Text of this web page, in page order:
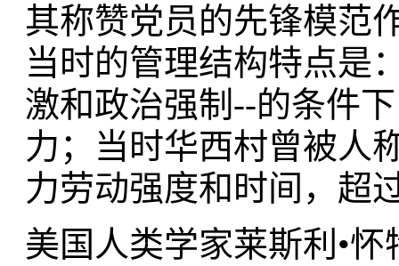
其称赞党员的先锋模范
当时的管理结构特点是
激和政治强制--的条件
力；当时华西村曾被人
力劳动强度和时间，超
美国人类学家莱斯利•